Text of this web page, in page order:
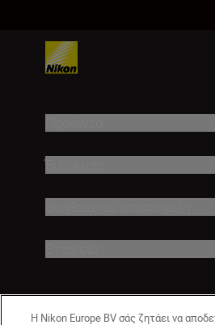
Η Nikon Europe BV σάς ζητάει να